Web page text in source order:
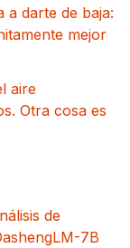
a darte de baja:
mejor
aire
Otra cosa es
de
7B